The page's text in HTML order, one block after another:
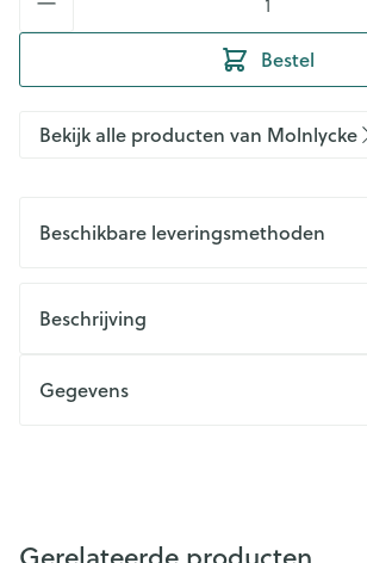
Bestel
Bekijk alle producten van Molnlycke
Beschikbare leveringsmethoden
Beschrijving
Gegevens